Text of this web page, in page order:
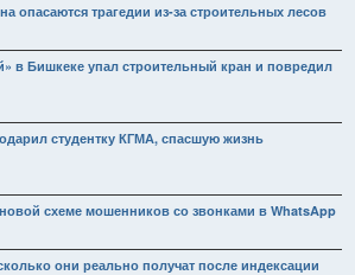
опасаются трагедии из-за строительных лесов
в Бишкеке упал строительный кран и повредил
студентку КГМА, спасшую жизнь
схеме мошенников со звонками в WhatsApp
они реально получат после индексации